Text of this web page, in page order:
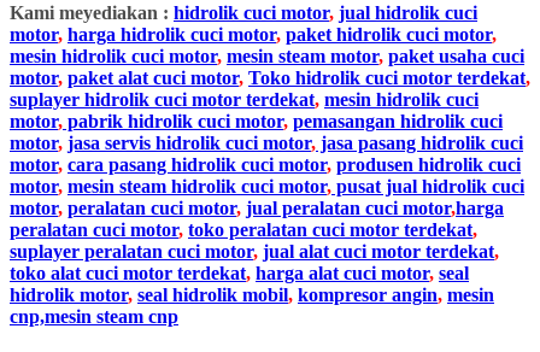
Kami meyediakan : hidrolik cuci motor, jual hidrolik cuci
motor, harga hidrolik cuci motor, paket hidrolik cuci motor,
mesin hidrolik cuci motor, mesin steam motor, paket usaha cuci
motor, paket alat cuci motor, Toko hidrolik cuci motor terdekat,
suplayer hidrolik cuci motor terdekat, mesin hidrolik cuci
motor, pabrik hidrolik cuci motor, pemasangan hidrolik cuci
motor, jasa servis hidrolik cuci motor, jasa pasang hidrolik cuci
motor, cara pasang hidrolik cuci motor, produsen hidrolik cuci
motor, mesin steam hidrolik cuci motor, pusat jual hidrolik cuci
motor, peralatan cuci motor, jual peralatan cuci motor,harga
peralatan cuci motor, toko peralatan cuci motor terdekat,
suplayer peralatan cuci motor, jual alat cuci motor terdekat,
toko alat cuci motor terdekat, harga alat cuci motor, seal
hidrolik motor, seal hidrolik mobil, kompresor angin, mesin
cnp,mesin steam cnp